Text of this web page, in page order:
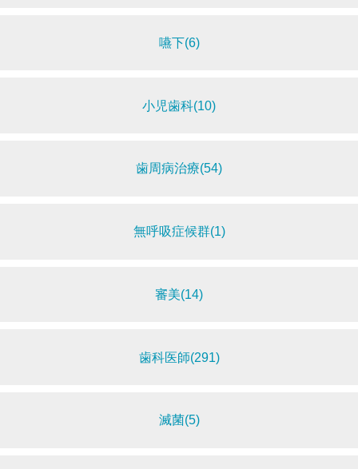
嚥下(6)
小児歯科(10)
歯周病治療(54)
無呼吸症候群(1)
審美(14)
歯科医師(291)
滅菌(5)